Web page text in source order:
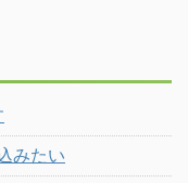
みたい